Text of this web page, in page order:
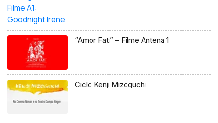
“Amor Fati” – Filme Antena 1
Ciclo Kenji Mizoguchi